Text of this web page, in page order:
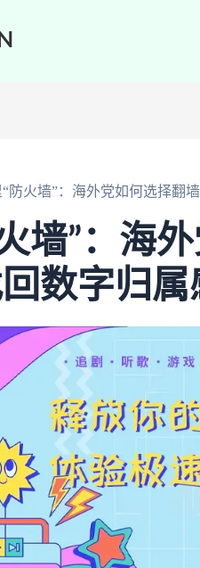
防火墙”：海外党如何选择翻
墙”：海
数字归属